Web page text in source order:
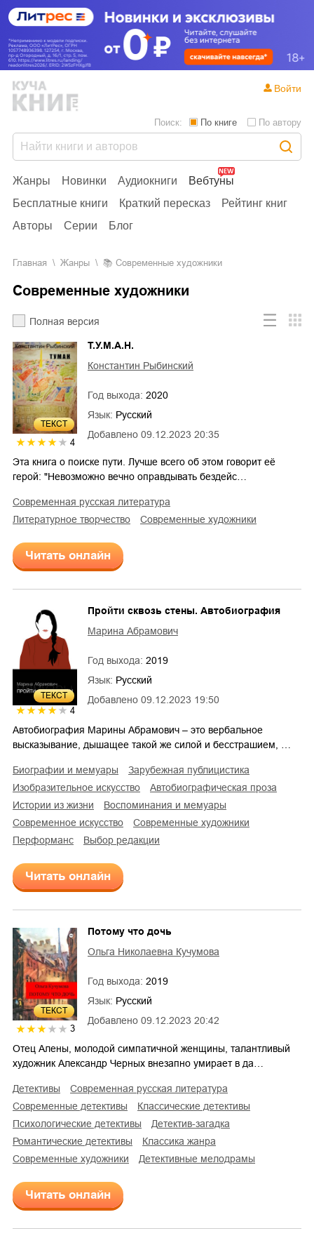
Жанры Новинки Аудиокниги
Вебтуны
Бесплатные книги
Краткий пересказ
Рейтинг книг
Авторы
Серии Блог
Поиск: По книге По автору
Войти
Главная Жанры Современные художники
Современные художники
Полная версия
ТЕКСТ
4
Добавлено 09.12.2023 20:35
Т.У.М.А.Н.
Константин Рыбинский
Год выхода: 2020
Язык: Русский
Эта книга о поиске пути. Лучше всего об этом говорит её
герой: "Невозможно вечно оправдывать бездейс…
современная русская литература
литературное творчество
современные художники
Читать онлайн
ТЕКСТ
4
Добавлено 09.12.2023 19:50
Пройти сквозь стены. Автобиография
Марина Абрамович
Год выхода: 2019
Язык: Русский
Автобиография Марины Абрамович – это вербальное
высказывание, дышащее такой же силой и бесстрашием, …
биографии и мемуары
зарубежная публицистика
изобразительное искусство
автобиографическая проза
истории из жизни
воспоминания и мемуары
современное искусство
современные художники
перформанс
Выбор редакции
Читать онлайн
ТЕКСТ
3
Добавлено 09.12.2023 20:42
Потому что дочь
Ольга Николаевна Кучумова
Год выхода: 2019
Язык: Русский
Отец Алены, молодой симпатичной женщины, талантливый
художник Александр Черных внезапно умирает в да…
детективы
современная русская литература
современные детективы
классические детективы
психологические детективы
детектив-загадка
романтические детективы
классика жанра
современные художники
детективные мелодрамы
Читать онлайн